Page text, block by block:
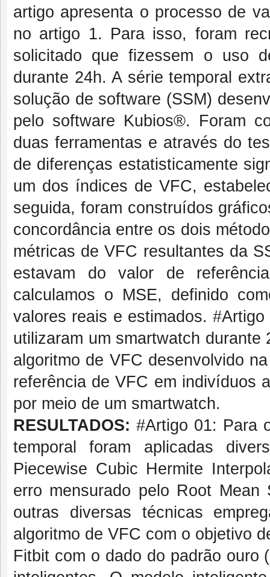
artigo apresenta o processo de
no artigo 1. Para isso, foram
solicitado que fizessem o uso
durante 24h. A série temporal
solução de software (SSM)
pelo software Kubios®. Foram
duas ferramentas e através do
de diferenças estatisticamente
um dos índices de VFC,
seguida, foram construídos
concordância entre os dois
métricas de VFC resultantes da
estavam do valor de
calculamos o MSE, definido
valores reais e estimados.
utilizaram um smartwatch
algoritmo de VFC desenvolvido
referência de VFC em indivíduos
por meio de um smartwatch.
RESULTADOS: #Artigo 01: Para
temporal foram aplicadas
Piecewise Cubic Hermite
erro mensurado pelo Root Mean
outras diversas técnicas
algoritmo de VFC com o objetivo
Fitbit com o dado do padrão ouro